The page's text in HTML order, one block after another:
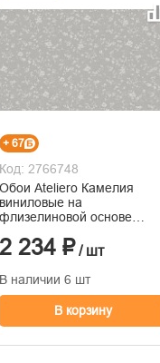
+ 67
Код: 2766748
Обои Ateliero Камелия
виниловые на
флизелиновой основе
1,06м*10м
2 234 ₽ / шт
В наличии 6 шт
В корзину